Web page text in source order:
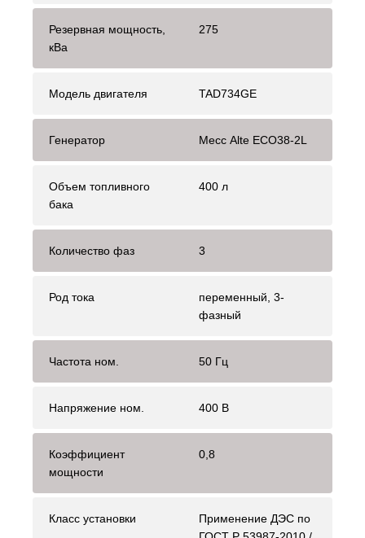
Резервная мощность,
кВа
275
Модель двигателя TAD734GE
Генератор Mecc Alte ECO38-2L
Объем топливного
бака
400 л
Количество фаз 3
Род тока
переменный, 3-
фазный
Частота ном. 50 Гц
Напряжение ном. 400 В
Коэффициент
мощности
0,8
Класс установки
Применение ДЭС по